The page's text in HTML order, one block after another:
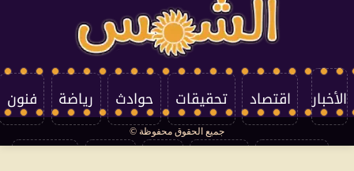
الأخبار اقتصاد تحقيقات حوادث رياضة فنون
جميع الحقوق محفوظة ©